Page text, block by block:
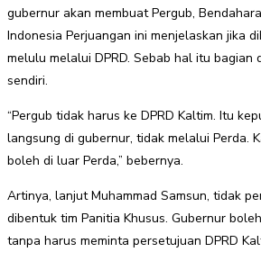
gubernur akan membuat Pergub,
Indonesia Perjuangan ini menjelaskan jika
melulu melalui DPRD. Sebab hal itu bagian
sendiri.
“Pergub tidak harus ke DPRD Kaltim. Itu
langsung di gubernur, tidak melalui Perda.
boleh di luar Perda,” bebernya.
Artinya, lanjut Muhammad Samsun, tidak
dibentuk tim Panitia Khusus. Gubernur
tanpa harus meminta persetujuan DPRD